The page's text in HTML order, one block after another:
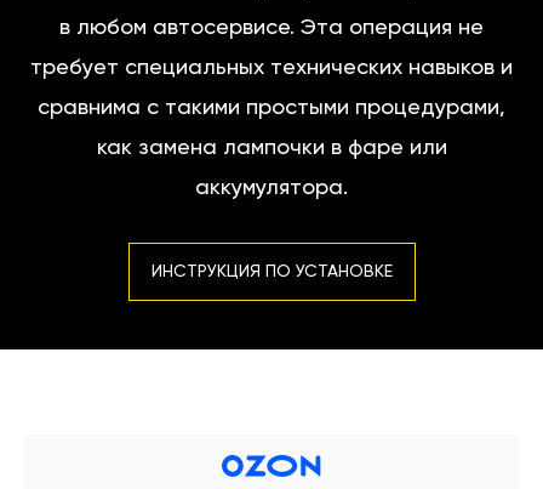
в любом автосервисе. Эта операция не
требует специальных технических навыков и
сравнима с такими простыми процедурами,
как замена лампочки в фаре или
аккумулятора.
ИНСТРУКЦИЯ ПО УСТАНОВКЕ